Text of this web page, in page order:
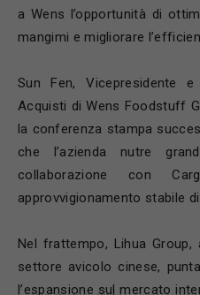
a Wens l’opportunità di
mangimi e migliorare
Sun Fen, Vicepresidente
Acquisti di Wens Foodstuff
la conferenza stampa
che l’azienda nutre
collaborazione con
approvvigionamento stabile
Nel frattempo, Lihua
settore avicolo cinese,
l’espansione sul mercato